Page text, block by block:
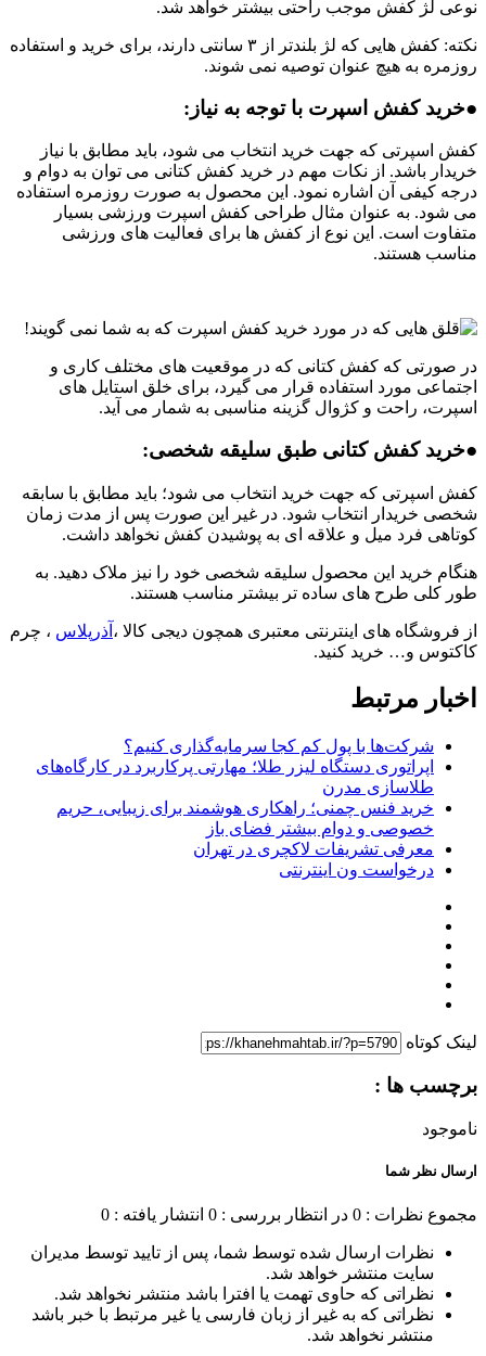
نوعی لژ کفش موجب راحتی بیشتر خواهد شد.
نکته: کفش هایی که لژ بلندتر از ۳ سانتی دارند، برای خرید و استفاده
روزمره به هیچ عنوان توصیه نمی شوند.
●خرید کفش اسپرت با توجه به نیاز:
کفش اسپرتی که جهت خرید انتخاب می شود، باید مطابق با نیاز
خریدار باشد. از نکات مهم در خرید کفش کتانی می توان به دوام و
درجه کیفی آن اشاره نمود. این محصول به صورت روزمره استفاده
می شود. به عنوان مثال طراحی کفش اسپرت ورزشی بسیار
متفاوت است. این نوع از کفش ها برای فعالیت های ورزشی
مناسب هستند.
در صورتی که کفش کتانی که در موقعیت های مختلف کاری و
اجتماعی مورد استفاده قرار می گیرد، برای خلق استایل های
اسپرت، راحت و کژوال گزینه مناسبی به شمار می آید.
●خرید کفش کتانی طبق سلیقه شخصی:
کفش اسپرتی که جهت خرید انتخاب می شود؛ باید مطابق با سابقه
شخصی خریدار انتخاب شود. در غیر این صورت پس از مدت زمان
کوتاهی فرد میل و علاقه ای به پوشیدن کفش نخواهد داشت.
هنگام خرید این محصول سلیقه شخصی خود را نیز ملاک دهید. به
طور کلی طرح های ساده تر بیشتر مناسب هستند.
از فروشگاه های اینترنتی معتبری همچون دیجی کالا ، آذرپلاس ، چرم
کاکتوس و… خرید کنید.
اخبار مرتبط
شرکت‌ها با پول کم کجا سرمایه‌گذاری کنیم؟
اپراتوری دستگاه لیزر طلا؛ مهارتی پرکاربرد در کارگاه‌های
طلاسازی مدرن
خرید فنس چمنی؛ راهکاری هوشمند برای زیبایی، حریم
خصوصی و دوام بیشتر فضای باز
معرفی تشریفات لاکچری در تهران
درخواست ون اینترنتی
لینک کوتاه
برچسب ها :
ناموجود
ارسال نظر شما
مجموع نظرات : 0 در انتظار بررسی : 0 انتشار یافته : 0
نظرات ارسال شده توسط شما، پس از تایید توسط مدیران
سایت منتشر خواهد شد.
نظراتی که حاوی تهمت یا افترا باشد منتشر نخواهد شد.
نظراتی که به غیر از زبان فارسی یا غیر مرتبط با خبر باشد
منتشر نخواهد شد.